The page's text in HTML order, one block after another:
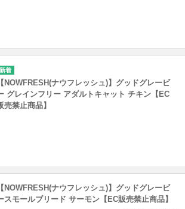
【NOWFRESH(ナウフレッシュ)】グッドグレービ
グレインフリー アダルトキャット チキン【EC
売禁止商品】
【NOWFRESH(ナウフレッシュ)】グッドグレービ
スモールブリード サーモン【EC販売禁止商品】